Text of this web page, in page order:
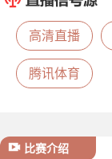
高清直播
腾讯体育
比赛介绍